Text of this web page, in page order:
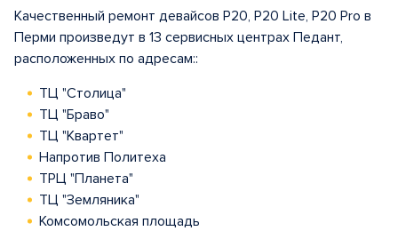
Качественный ремонт девайсов P20, P20 Lite, P20 Pro в
Перми произведут в 13 сервисных центрах Педант,
расположенных по адресам::
ТЦ "Столица"
ТЦ "Браво"
ТЦ "Квартет"
Напротив Политеха
ТРЦ "Планета"
ТЦ "Земляника"
Комсомольская площадь